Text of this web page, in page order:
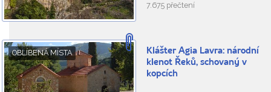
7.675 přečtení
OBLÍBENÁ MÍSTA
Klášter Agia Lavra: národní
klenot Řeků, schovaný v
kopcích